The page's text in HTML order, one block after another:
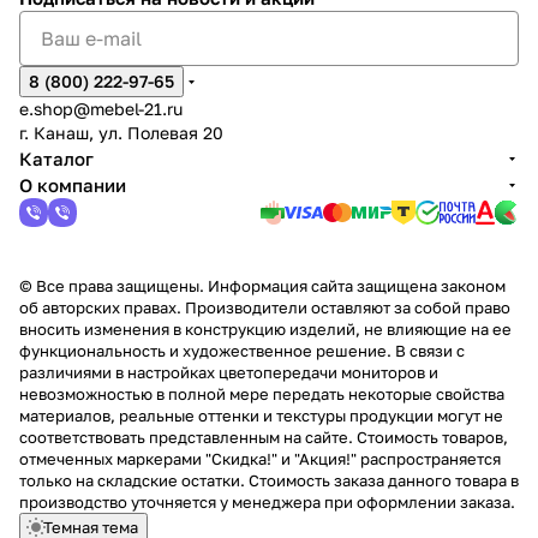
8 (800) 222-97-65
e.shop@mebel-21.ru
г. Канаш, ул. Полевая 20
Каталог
О компании
© Все права защищены. Информация сайта защищена законом
об авторских правах. Производители оставляют за собой право
вносить изменения в конструкцию изделий, не влияющие на ее
функциональность и художественное решение. В связи с
различиями в настройках цветопередачи мониторов и
невозможностью в полной мере передать некоторые свойства
материалов, реальные оттенки и текстуры продукции могут не
соответствовать представленным на сайте. Стоимость товаров,
отмеченных маркерами "Скидка!" и "Акция!" распространяется
только на складские остатки. Стоимость заказа данного товара в
производство уточняется у менеджера при оформлении заказа.
Темная тема